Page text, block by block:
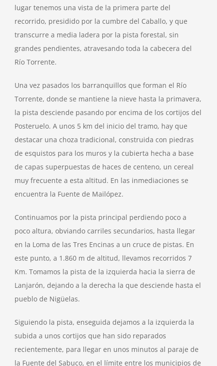
lugar tenemos una vista de la primera parte del
recorrido, presidido por la cumbre del Caballo, y que
transcurre a media ladera por la pista forestal, sin
grandes pendientes, atravesando toda la cabecera del
Río Torrente.
Una vez pasados los barranquillos que forman el Río
Torrente, donde se mantiene la nieve hasta la primavera,
la pista desciende pasando por encima de los cortijos del
Posteruelo. A unos 5 km del inicio del tramo, hay que
destacar una choza tradicional, construida con piedras
de esquistos para los muros y la cubierta hecha a base
de capas superpuestas de haces de centeno, un cereal
muy frecuente a esta altitud. En las inmediaciones se
encuentra la Fuente de Mailópez.
Continuamos por la pista principal perdiendo poco a
poco altura, obviando carriles secundarios, hasta llegar
en la Loma de las Tres Encinas a un cruce de pistas. En
este punto, a 1.860 m de altitud, llevamos recorridos 7
Km. Tomamos la pista de la izquierda hacia la sierra de
Lanjarón, dejando a la derecha la que desciende hasta el
pueblo de Nigüelas.
Siguiendo la pista, enseguida dejamos a la izquierda la
subida a unos cortijos que han sido reparados
recientemente, para llegar en unos minutos al paraje de
la Fuente del Sabuco, en el límite entre los municipios de